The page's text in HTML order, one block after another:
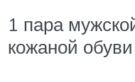
1 пара
кожаной обуви